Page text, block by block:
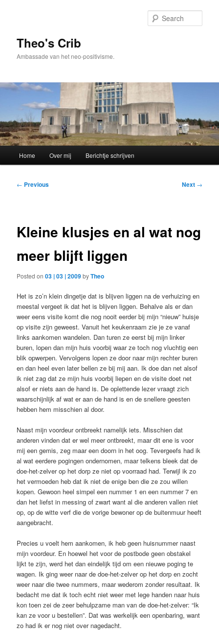
Theo's Crib
Ambassade van het neo-positivisme.
Home Over mij Berichtje schrijven
Post
← Previous Next →
Kleine klusjes en al wat nog
meer blijft liggen
Posted on03 | 03 | 2009byTheo
Het is zo’n klein dingetje dat is blijven liggen na de verhuizing en
meestal vergeet ik dat het is blijven liggen. Behalve als er dan
weer eens visite komt die nog nooit eerder bij mijn “nieuw” huisje
op visite zijn geweest. Vanuit het keukenraam zie je ze vanaf
links aankomen wandelen. Dan turen ze eerst bij mijn linker
buren, lopen dan mijn huis voorbij waar ze toch nog vluchtig een
blik opwerpen. Vervolgens lopen ze door naar mijn rechter buren
en dan heel even later bellen ze bij mij aan. Ik doe dan net alsof
ik niet zag dat ze mijn huis voorbij liepen en de visite doet net
alsof er niets aan de hand is. De oplettende lezer vraagt zich
waarschijnlijk af wat er aan de hand is en de snellere geesten
hebben hem misschien al door.
Naast mijn voordeur ontbreekt namelijk iets. Misschien dat
anderen vinden dat er wel meer ontbreekt, maar dit ene is voor
mij een gemis, zeg maar een doorn in het oog. Tevergeefs had ik
al wat eerdere pogingen ondernomen, maar telkens bleek dat de
doe-het-zelver op het dorp ze niet op voorraad had. Terwijl ik zo
het vermoeden heb dat ik niet de enige ben die ze zou willen
kopen. Gewoon heel simpel een nummer 1 en een nummer 7 en
dan het liefst in messing of zwart want al die anderen vallen niet
op, op de witte verf die de vorige bewoner op de buitenmuur heeft
aangebracht.
Precies u voelt hem aankomen, ik heb geen huisnummer naast
mijn voordeur. En hoewel het voor de postbode geen obstakel
lijkt te zijn, werd het dan eindelijk tijd om een nieuwe poging te
wagen. Ik ging weer naar de doe-het-zelver op het dorp en zocht
weer naar die twee nummers, maar wederom zonder resultaat. Ik
bedacht me dat ik toch echt niet weer met lege handen naar huis
kon toen zei de zeer behulpzame man van de doe-het-zelver: “Ik
kan ze voor u bestellen”. Dat was werkelijk een openbaring, want
zo had ik er nog niet over nagedacht.